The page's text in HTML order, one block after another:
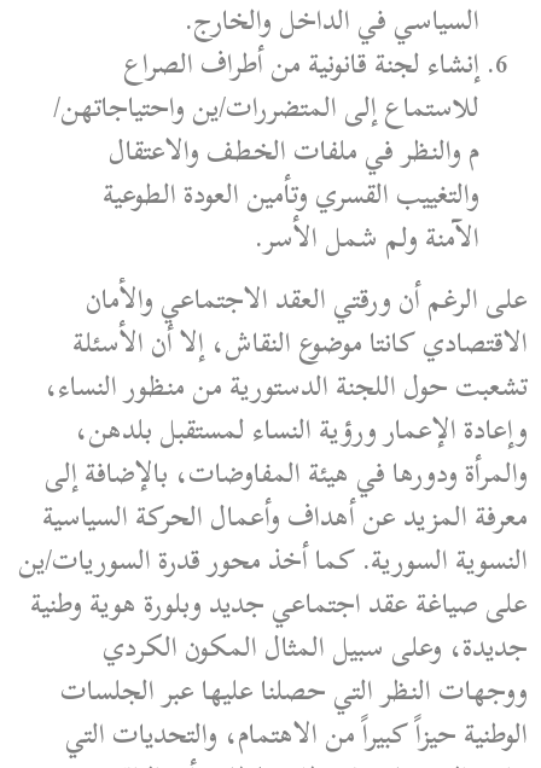
السياسي في الداخل والخارج.
إنشاء لجنة قانونية من أطراف الصراع
للاستماع إلى المتضررات/ين واحتياجاتهن/
م والنظر في ملفات الخطف والاعتقال
والتغييب القسري وتأمين العودة الطوعية
الآمنة ولم شمل الأسر.
على الرغم أن ورقتي العقد الاجتماعي والأمان
الاقتصادي كانتا موضوع النقاش، إلا أن الأسئلة
تشعبت حول اللجنة الدستورية من منظور النساء،
وإعادة الإعمار ورؤية النساء لمستقبل بلدهن،
والمرأة ودورها في هيئة المفاوضات، بالإضافة إلى
معرفة المزيد عن أهداف وأعمال الحركة السياسية
النسوية السورية. كما أخذ محور قدرة السوريات/ين
على صياغة عقد اجتماعي جديد وبلورة هوية وطنية
جديدة، وعلى سبيل المثال المكون الكردي
ووجهات النظر التي حصلنا عليها عبر الجلسات
الوطنية حيزاً كبيراً من الاهتمام، والتحديات التي